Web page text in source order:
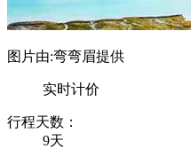
图片由:弯弯眉提供
实时计价
行程天数：
9天